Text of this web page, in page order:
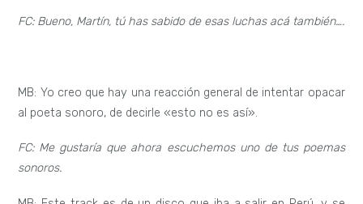
FC: Bueno, Martín, tú has sabido de esas luchas acá también….
MB: Yo creo que hay una reacción general de intentar opacar
al poeta sonoro, de decirle «esto no es así».
FC: Me gustaría que ahora escuchemos uno de tus poemas
sonoros.